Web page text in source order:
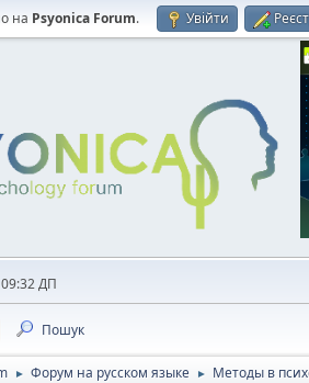
на Psyonica Forum. Увійти
ДП
Пошук
► Форум на русском языке ► Методы в